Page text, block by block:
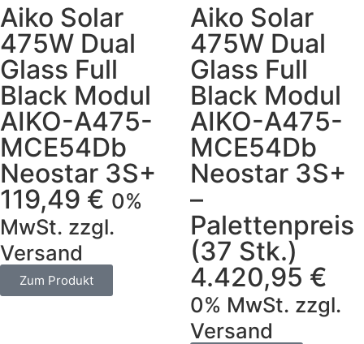
Aiko Solar
475W Dual
Glass Full
Black Modul
AIKO-A475-
MCE54Db
Neostar 3S+
119,49 € 0%
MwSt. zzgl.
Versand
Zum Produkt
Aiko Solar
475W Dual
Glass Full
Black Modul
AIKO-A475-
MCE54Db
Neostar 3S+
–
Palettenpreis
(37 Stk.)
4.420,95 €
0% MwSt. zzgl.
Versand